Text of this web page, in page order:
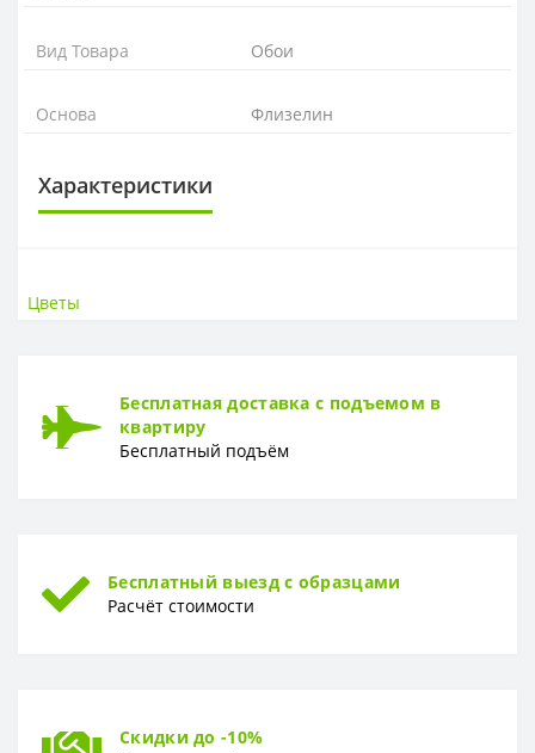
Вид Товара Обои
Основа Флизелин
Характеристики
Основа
РУЛОН
Цветы
Бесплатная доставка с подъемом в
квартиру
Бесплатный подъём
Бесплатный выезд с образцами
Расчёт стоимости
Скидки до -10%